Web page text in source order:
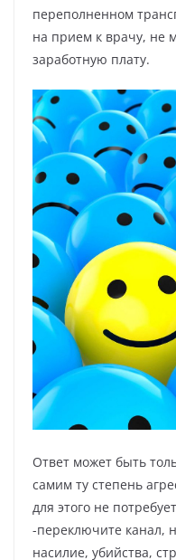
переполненном
на прием к врачу, не
заработную плату.
Ответ может быть
самим ту степень
для этого не
-переключите канал,
насилие, убийства,